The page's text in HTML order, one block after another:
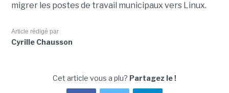
migrer les postes de travail municipaux vers Linux.
Article rédigé par
Cyrille Chausson
Cet article vous a plu? Partagez le !